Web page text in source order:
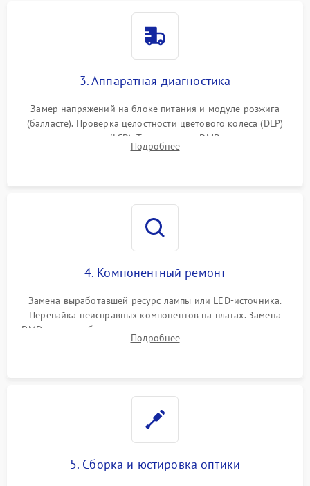
3. Аппаратная диагностика
Замер напряжений на блоке питания и модуле розжига
(балласте). Проверка целостности цветового колеса (DLP)
или поляризаторов (LCD). Тестирование DMD-чипа, датчиков
температуры и оптопар с помощью мультиметра и
Подробнее
4. Компонентный ремонт
Замена выработавшей ресурс лампы или LED-источника.
Перепайка неисправных компонентов на платах. Замена
DMD-чипа при битых пикселях, установка нового цветового
колеса или восстановление сгоревших поляризационных
Подробнее
5. Сборка и юстировка оптики